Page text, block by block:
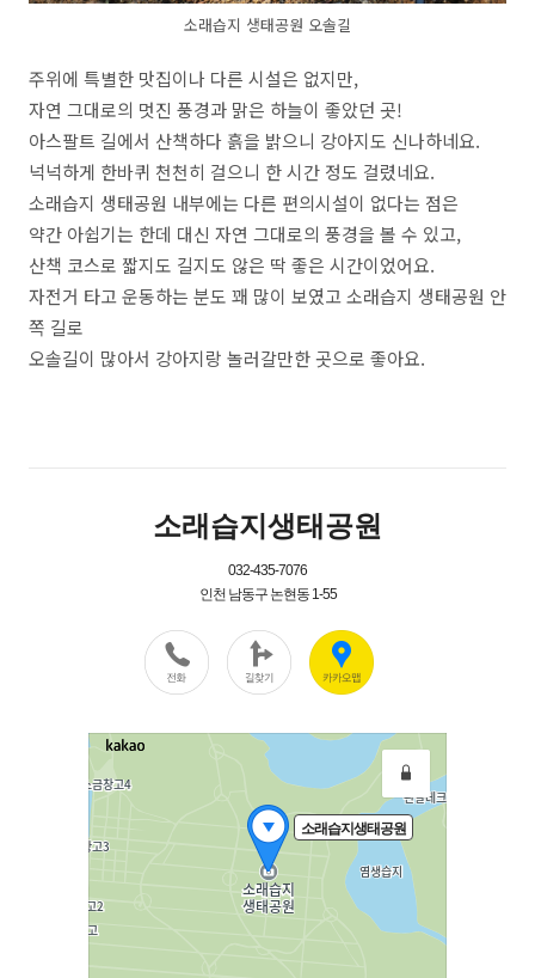
소래습지 생태공원 오솔길
주위에 특별한 맛집이나 다른 시설은 없지만,
자연 그대로의 멋진 풍경과 맑은 하늘이 좋았던 곳!
아스팔트 길에서 산책하다 흙을 밝으니 강아지도 신나하네요.
넉넉하게 한바퀴 천천히 걸으니 한 시간 정도 걸렸네요.
소래습지 생태공원 내부에는 다른 편의시설이 없다는 점은
약간 아쉽기는 한데 대신 자연 그대로의 풍경을 볼 수 있고,
산책 코스로 짧지도 길지도 않은 딱 좋은 시간이었어요.
자전거 타고 운동하는 분도 꽤 많이 보였고 소래습지 생태공원 안
쪽 길로
오솔길이 많아서 강아지랑 놀러갈만한 곳으로 좋아요.